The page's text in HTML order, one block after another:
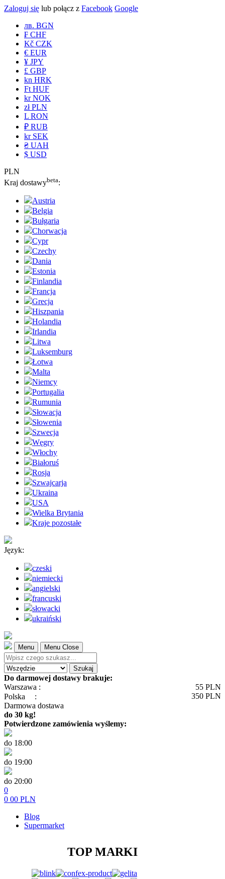
Zaloguj się lub połącz z Facebook Google
лв. BGN
₣ CHF
Kč CZK
€ EUR
¥ JPY
£ GBP
kn HRK
Ft HUF
kr NOK
zł PLN
L RON
₽ RUB
kr SEK
₴ UAH
$ USD
PLN
Kraj dostawybeta:
Austria
Belgia
Bułgaria
Chorwacja
Cypr
Czechy
Dania
Estonia
Finlandia
Francja
Grecja
Hiszpania
Holandia
Irlandia
Litwa
Luksemburg
Łotwa
Malta
Niemcy
Portugalia
Rumunia
Słowacja
Słowenia
Szwecja
Węgry
Włochy
Białoruś
Rosja
Szwajcarja
Ukraina
USA
Wielka Brytania
Kraje pozostałe
Język:
czeski
niemiecki
angielski
francuski
słowacki
ukraiński
Menu Menu Close
Szukaj
Do darmowej dostawy brakuje:
Warszawa :
55 PLN
Polska
: 350 PLN
Darmowa dostawa
do 30 kg!
Potwierdzone zamówienia wyślemy:
do 18:00
do 19:00
do 20:00
0
0 00 PLN
Blog
Supermarket
TOP MARKI